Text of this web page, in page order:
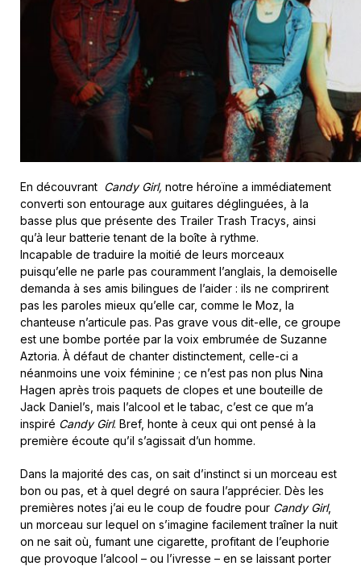
En découvrant Candy Girl, notre héroïne a immédiatement
converti son entourage aux guitares déglinguées, à la
basse plus que présente des Trailer Trash Tracys, ainsi
qu’à leur batterie tenant de la boîte à rythme.
Incapable de traduire la moitié de leurs morceaux
puisqu’elle ne parle pas couramment l’anglais, la demoiselle
demanda à ses amis bilingues de l’aider : ils ne comprirent
pas les paroles mieux qu’elle car, comme le Moz, la
chanteuse n’articule pas. Pas grave vous dit-elle, ce groupe
est une bombe portée par la voix embrumée de Suzanne
Aztoria. À défaut de chanter distinctement, celle-ci a
néanmoins une voix féminine ; ce n’est pas non plus Nina
Hagen après trois paquets de clopes et une bouteille de
Jack Daniel’s, mais l’alcool et le tabac, c’est ce que m’a
inspiré Candy Girl. Bref, honte à ceux qui ont pensé à la
première écoute qu’il s’agissait d’un homme.
Dans la majorité des cas, on sait d’instinct si un morceau est
bon ou pas, et à quel degré on saura l’apprécier. Dès les
premières notes j’ai eu le coup de foudre pour Candy Girl,
un morceau sur lequel on s’imagine facilement traîner la nuit
on ne sait où, fumant une cigarette, profitant de l’euphorie
que provoque l’alcool – ou l’ivresse – en se laissant porter